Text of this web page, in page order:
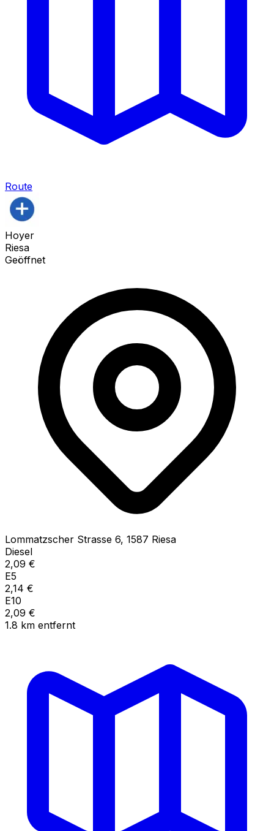
Route
Hoyer
Riesa
Geöffnet
Lommatzscher Strasse 6, 1587 Riesa
Diesel
2,09 €
E5
2,14 €
E10
2,09 €
1.8 km entfernt